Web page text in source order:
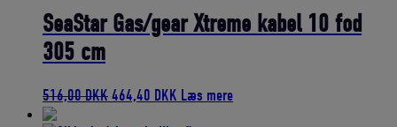
SeaStar Gas/gear Xtreme kabel 10 fod
305 cm
516,00DKKDen
464,40 DKK Den
Læs mere